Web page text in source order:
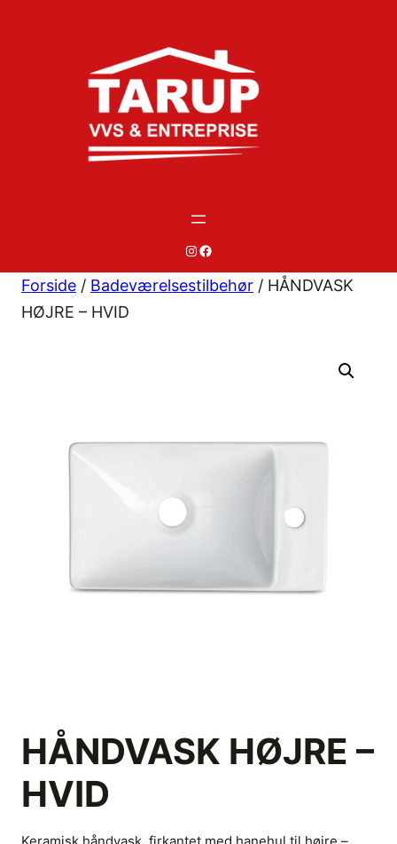
# #
Forside / Badeværelsestilbehør / HÅNDVASK
HØJRE – HVID
HÅNDVASK HØJRE –
HVID
Keramisk håndvask, firkantet med hanehul til højre –